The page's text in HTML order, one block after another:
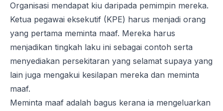
Organisasi mendapat kiu daripada pemimpin mereka.
Ketua pegawai eksekutif (KPE) harus menjadi orang
yang pertama meminta maaf. Mereka harus
menjadikan tingkah laku ini sebagai contoh serta
menyediakan persekitaran yang selamat supaya yang
lain juga mengakui kesilapan mereka dan meminta
maaf.
Meminta maaf adalah bagus kerana ia mengeluarkan